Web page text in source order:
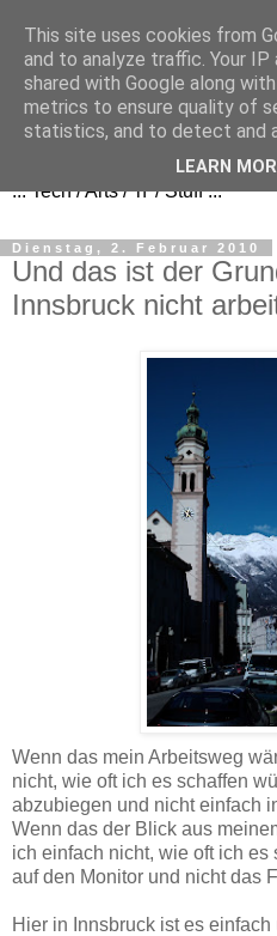
FezBook
... Tech / Arts / 'n' / Stuff ...
Dienstag, 2. Februar 2010
Und das ist der
Innsbruck nicht
Wenn das mein Arbeitsweg
nicht, wie oft ich es schaffen
abzubiegen und nicht einfach
Wenn das der Blick aus
ich einfach nicht, wie oft ich
auf den Monitor und nicht das
Hier in Innsbruck ist es
This site uses cookies from
and to analyze traffic. Your
shared with Google along
metrics to ensure quality of
statistics, and to detect and
LEARN